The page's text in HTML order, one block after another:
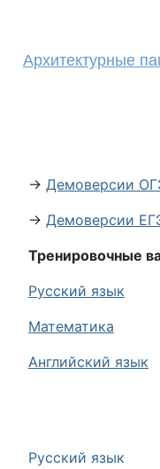
Русский язык
Архитектурные
→ Демоверсии
→ Демоверсии
Тренировочные
Русский язык
Математика
Английский язык